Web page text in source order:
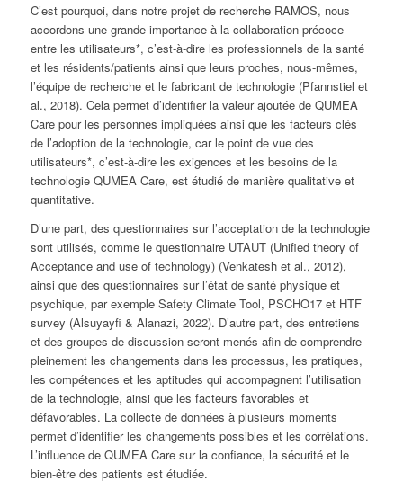
C’est pourquoi, dans notre projet de recherche RAMOS, nous
accordons une grande importance à la collaboration précoce
entre les utilisateurs*, c’est-à-dire les professionnels de la santé
et les résidents/patients ainsi que leurs proches, nous-mêmes,
l’équipe de recherche et le fabricant de technologie (Pfannstiel et
al., 2018). Cela permet d’identifier la valeur ajoutée de QUMEA
Care pour les personnes impliquées ainsi que les facteurs clés
de l’adoption de la technologie, car le point de vue des
utilisateurs*, c’est-à-dire les exigences et les besoins de la
technologie QUMEA Care, est étudié de manière qualitative et
quantitative.
D’une part, des questionnaires sur l’acceptation de la technologie
sont utilisés, comme le questionnaire UTAUT (Unified theory of
Acceptance and use of technology) (Venkatesh et al., 2012),
ainsi que des questionnaires sur l’état de santé physique et
psychique, par exemple Safety Climate Tool, PSCHO17 et HTF
survey (Alsuyayfi & Alanazi, 2022). D’autre part, des entretiens
et des groupes de discussion seront menés afin de comprendre
pleinement les changements dans les processus, les pratiques,
les compétences et les aptitudes qui accompagnent l’utilisation
de la technologie, ainsi que les facteurs favorables et
défavorables. La collecte de données à plusieurs moments
permet d’identifier les changements possibles et les corrélations.
L’influence de QUMEA Care sur la confiance, la sécurité et le
bien-être des patients est étudiée.